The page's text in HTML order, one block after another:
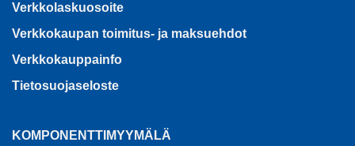
Verkkolaskuosoite
Verkkokaupan toimitus- ja maksuehdot
Verkkokauppainfo
Tietosuojaseloste
KOMPONENTTIMYYMÄLÄ